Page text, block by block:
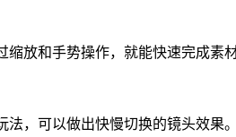
放和手势操作，就能快速完成素
法，可以做出快慢切换的镜头效